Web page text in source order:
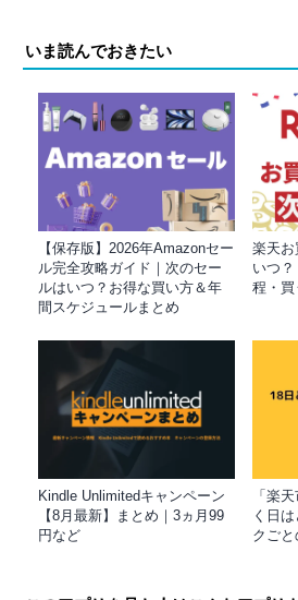
いま読んでおきたい
【保存版】2026年Amazonセー
ル完全攻略ガイド｜次のセー
ルはいつ？お得な買い方＆年
間スケジュールまとめ
楽天お
いつ？
程・買
Kindle Unlimitedキャンペーン
【8月最新】まとめ｜3ヵ月99
円など
「楽
く日
クご